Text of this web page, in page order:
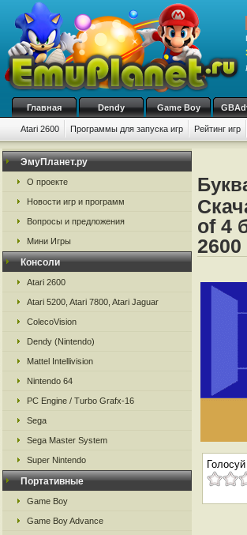
Главная Dendy Game Boy
Atari 2600 Программы для запуска игр Рейтинг игр
ЭмуПланет.ру
О проекте
Новости игр и программ
Вопросы и предложения
Мини Игры
Консоли
Atari 2600
Atari 5200, Atari 7800, Atari Jaguar
ColecoVision
Dendy (Nintendo)
Mattel Intellivision
Nintendo 64
PC Engine / Turbo Grafx-16
Sega
Sega Master System
Super Nintendo
Портативные
Game Boy
Game Boy Advance
of 4
2600